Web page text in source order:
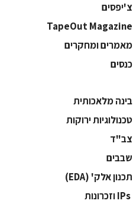
צ'יפסים
TapeOut Magazine
מאמרים ומחקרים
כנסים
בינה מלאכותית
‫טכנולוגיות ירוקות‬
‫צב"ד‬
‫שבבים‬
‫תכנון אלק' (‪(EDA‬‬